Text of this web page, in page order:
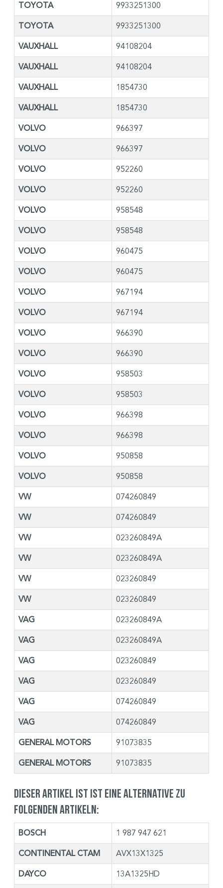
TOYOTA 9933251300
TOYOTA 9933251300
VAUXHALL 94108204
VAUXHALL 94108204
VAUXHALL 1854730
VAUXHALL 1854730
VOLVO 966397
VOLVO 966397
VOLVO 952260
VOLVO 952260
VOLVO 958548
VOLVO 958548
VOLVO 960475
VOLVO 960475
VOLVO 967194
VOLVO 967194
VOLVO 966390
VOLVO 966390
VOLVO 958503
VOLVO 958503
VOLVO 966398
VOLVO 966398
VOLVO 950858
VOLVO 950858
VW 074260849
VW 074260849
VW 023260849A
VW 023260849A
VW 023260849
VW 023260849
VAG 023260849A
VAG 023260849A
VAG 023260849
VAG 023260849
VAG 074260849
VAG 074260849
GENERAL MOTORS 91073835
GENERAL MOTORS 91073835
Dieser Artikel ist ist eine Alternative zu
folgenden Artikeln:
BOSCH 1 987 947 621
CONTINENTAL CTAM AVX13X1325
DAYCO 13A1325HD